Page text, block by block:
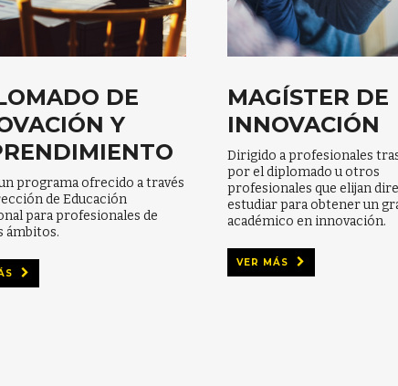
DE
Y
programa ofrecido a través
de Educación
para profesionales de
ámbitos.
MAGÍSTER DE
INNOVACIÓN
Dirigido a profesionales
por el diplomado u otros
profesionales que elijan
estudiar para obtener un
académico en innovación.
VER MÁS